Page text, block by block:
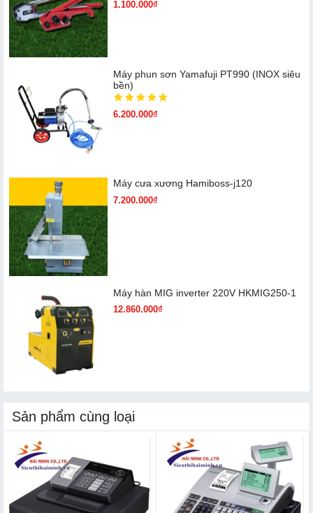
1.100.000₫
Máy phun sơn Yamafuji PT990 (INOX siêu
bền)
6.200.000₫
Máy cưa xương Hamiboss-j120
7.200.000₫
Máy hàn MIG inverter 220V HKMIG250-1
12.860.000₫
Sản phẩm cùng loại